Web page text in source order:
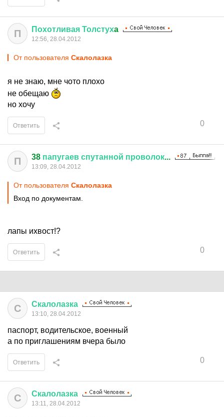
П Похотливая Толстухa
12:56, 28.04.2012
От пользователя Скалолазка
я не знаю, мне чото плохо
не обещаю
но хочу
0
Ответить
П 38 папугаев спутанной проволок...
13:09, 28.04.2012
От пользователя Скалолазка
Вход по документам.
лапы ихвост!?
0
Ответить
С Скалолазка
13:10, 28.04.2012
паспорт, водительское, военный
а по приглашениям вчера было
0
Ответить
С Скалолазка
13:11, 28.04.2012